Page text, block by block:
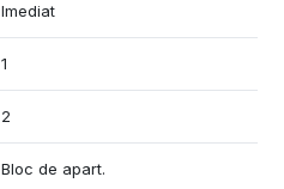
Imediat
1
2
Bloc de apart.